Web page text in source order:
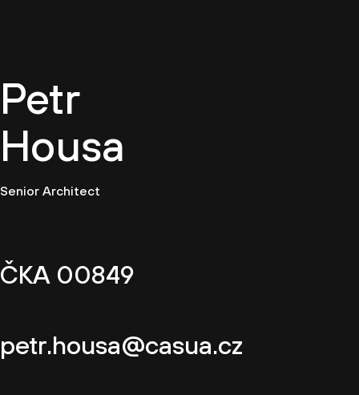
Petr
Housa
Senior Architect
ČKA 00849
petr.housa@casua.cz